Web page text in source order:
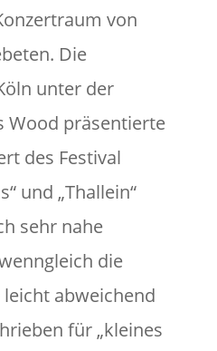
von
Die
unter der
Wood präsentierte
des Festival
und „Thallein“
sehr nahe
die
abweichend
für „kleines